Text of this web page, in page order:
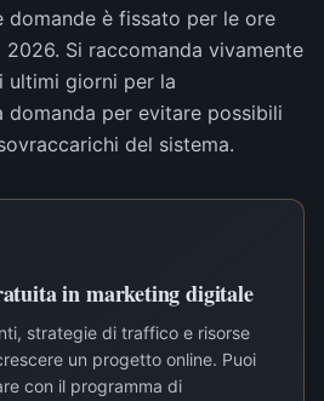
domande è fissato per le ore
Si raccomanda vivamente
ultimi giorni per la
domanda per evitare possibili
del sistema.
in marketing digitale
strategie di traffico e risorse
un progetto online. Puoi
con il programma di